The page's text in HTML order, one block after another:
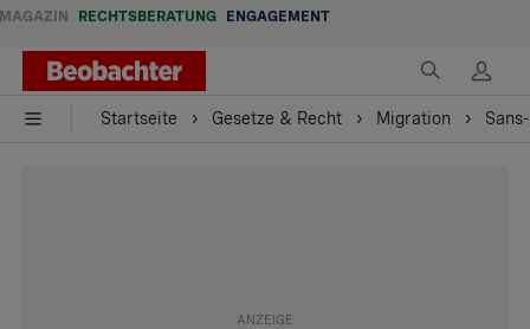
MAGAZIN RECHTSBERATUNG ENGAGEMENT
Startseite Gesetze & Recht Migration